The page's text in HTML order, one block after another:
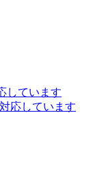
しています
応しています